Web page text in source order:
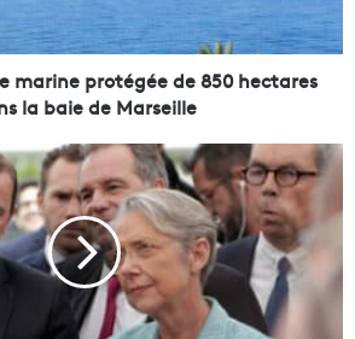
marine protégée de 850 hectares
la baie de Marseille